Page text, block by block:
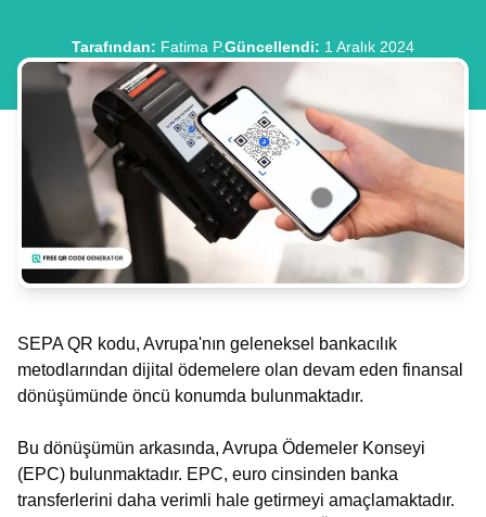
Tarafından: Fatima P.Güncellendi: 1 Aralık 2024
SEPA QR kodu, Avrupa'nın geleneksel bankacılık
metodlarından dijital ödemelere olan devam eden finansal
dönüşümünde öncü konumda bulunmaktadır.
Bu dönüşümün arkasında, Avrupa Ödemeler Konseyi
(EPC) bulunmaktadır. EPC, euro cinsinden banka
transferlerini daha verimli hale getirmeyi amaçlamaktadır.